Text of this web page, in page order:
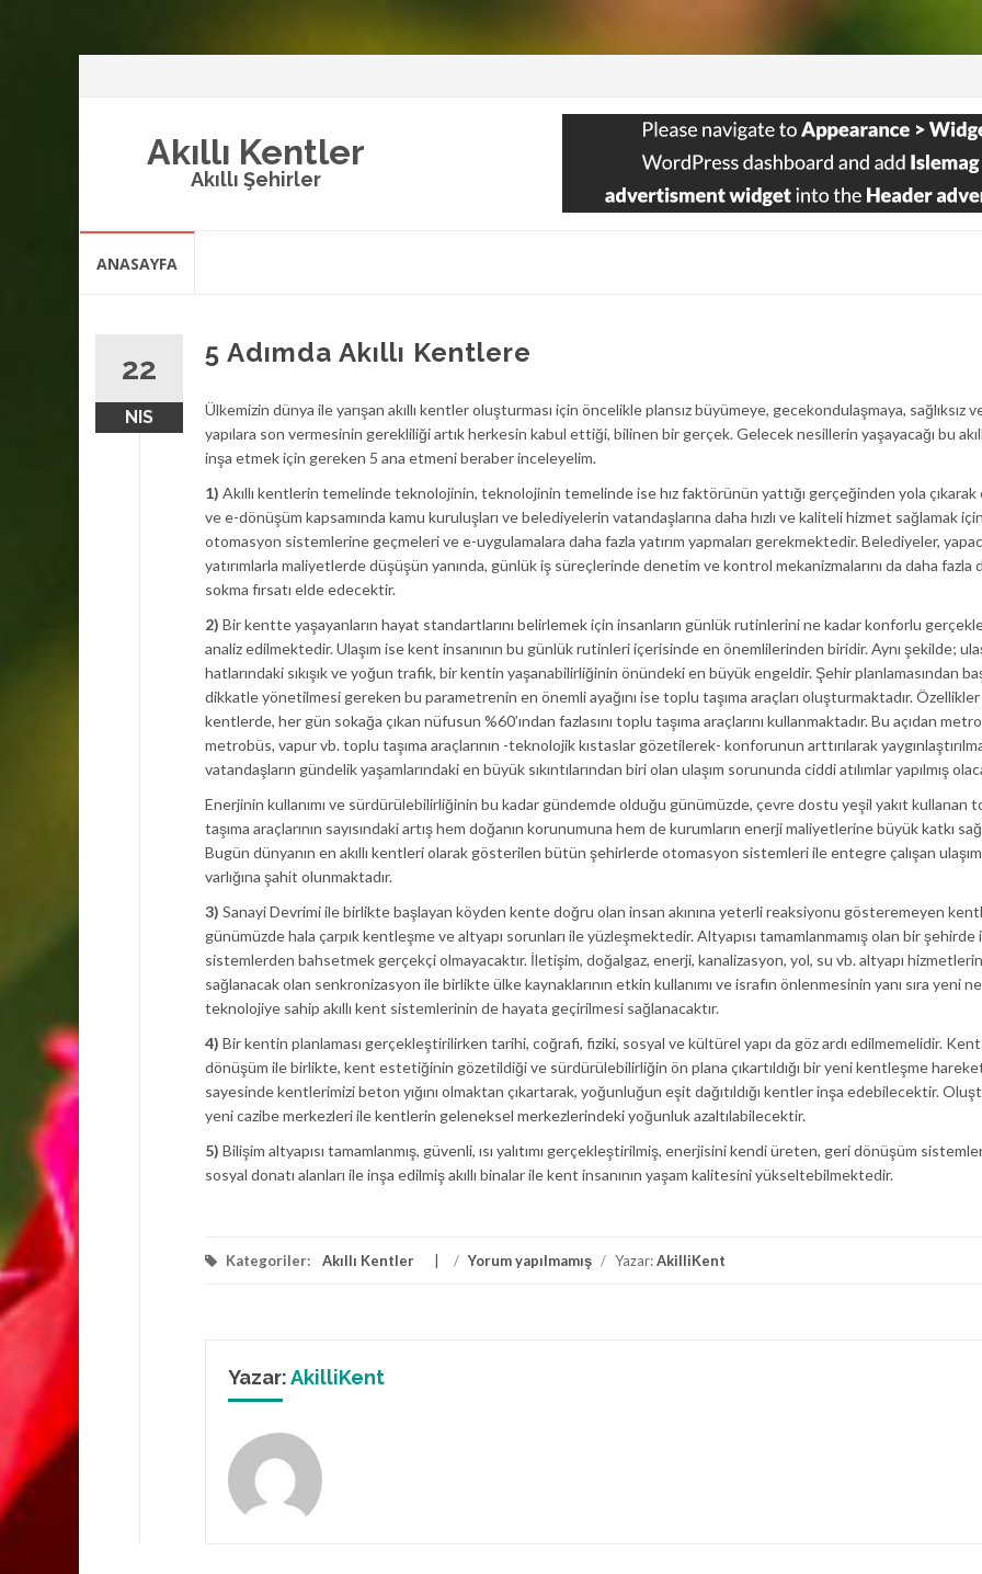
Akıllı Kentler
Akıllı Şehirler
atlaANASAYFA
22
NIS
5 Adımda Akıllı Kentlere
Ülkemizin dünya ile yarışan akıllı kentler oluşturması için öncelikle plansız büyümeye, gecekondulaşmaya, sağlıksız
yapılara son vermesinin gerekliliği artık herkesin kabul ettiği, bilinen bir gerçek. Gelecek nesillerin yaşayacağı bu
inşa etmek için gereken 5 ana etmeni beraber inceleyelim.
1) Akıllı kentlerin temelinde teknolojinin, teknolojinin temelinde ise hız faktörünün yattığı gerçeğinden yola
ve e-dönüşüm kapsamında kamu kuruluşları ve belediyelerin vatandaşlarına daha hızlı ve kaliteli hizmet sağlamak için
otomasyon sistemlerine geçmeleri ve e-uygulamalara daha fazla yatırım yapmaları gerekmektedir. Belediyeler,
yatırımlarla maliyetlerde düşüşün yanında, günlük iş süreçlerinde denetim ve kontrol mekanizmalarını da daha fazla
sokma fırsatı elde edecektir.
2) Bir kentte yaşayanların hayat standartlarını belirlemek için insanların günlük rutinlerini ne kadar konforlu
analiz edilmektedir. Ulaşım ise kent insanının bu günlük rutinleri içerisinde en önemlilerinden biridir. Aynı şekilde;
hatlarındaki sıkışık ve yoğun trafik, bir kentin yaşanabilirliğinin önündeki en büyük engeldir. Şehir planlamasından
dikkatle yönetilmesi gereken bu parametrenin en önemli ayağını ise toplu taşıma araçları oluşturmaktadır.
kentlerde, her gün sokağa çıkan nüfusun %60’ından fazlasını toplu taşıma araçlarını kullanmaktadır. Bu açıdan
metrobüs, vapur vb. toplu taşıma araçlarının -teknolojik kıstaslar gözetilerek- konforunun arttırılarak
vatandaşların gündelik yaşamlarındaki en büyük sıkıntılarından biri olan ulaşım sorununda ciddi atılımlar yapılmış
Enerjinin kullanımı ve sürdürülebilirliğinin bu kadar gündemde olduğu günümüzde, çevre dostu yeşil yakıt kullanan
taşıma araçlarının sayısındaki artış hem doğanın korunumuna hem de kurumların enerji maliyetlerine büyük katkı
Bugün dünyanın en akıllı kentleri olarak gösterilen bütün şehirlerde otomasyon sistemleri ile entegre çalışan ulaşım
varlığına şahit olunmaktadır.
3) Sanayi Devrimi ile birlikte başlayan köyden kente doğru olan insan akınına yeterli reaksiyonu gösteremeyen
günümüzde hala çarpık kentleşme ve altyapı sorunları ile yüzleşmektedir. Altyapısı tamamlanmamış olan bir şehirde
sistemlerden bahsetmek gerçekçi olmayacaktır. İletişim, doğalgaz, enerji, kanalizasyon, yol, su vb. altyapı
sağlanacak olan senkronizasyon ile birlikte ülke kaynaklarının etkin kullanımı ve israfın önlenmesinin yanı sıra yeni
teknolojiye sahip akıllı kent sistemlerinin de hayata geçirilmesi sağlanacaktır.
4) Bir kentin planlaması gerçekleştirilirken tarihi, coğrafi, fiziki, sosyal ve kültürel yapı da göz ardı edilmemelidir.
dönüşüm ile birlikte, kent estetiğinin gözetildiği ve sürdürülebilirliğin ön plana çıkartıldığı bir yeni kentleşme
sayesinde kentlerimizi beton yığını olmaktan çıkartarak, yoğunluğun eşit dağıtıldığı kentler inşa edebilecektir.
yeni cazibe merkezleri ile kentlerin geleneksel merkezlerindeki yoğunluk azaltılabilecektir.
5) Bilişim altyapısı tamamlanmış, güvenli, ısı yalıtımı gerçekleştirilmiş, enerjisini kendi üreten, geri dönüşüm
sosyal donatı alanları ile inşa edilmiş akıllı binalar ile kent insanının yaşam kalitesini yükseltebilmektedir.
Kategoriler: Akıllı Kentler / Yorum yapılmamış / Yazar:AkilliKent
Yazar:AkilliKent